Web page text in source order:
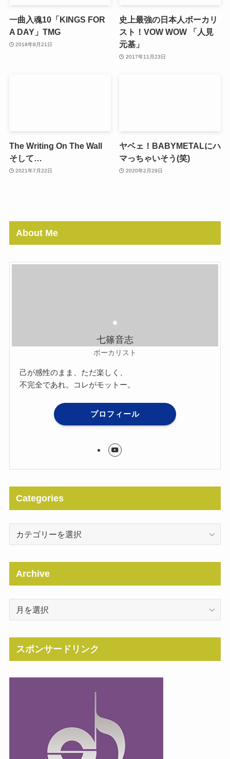
一曲入魂10「KINGS FOR
A DAY」TMG
2018年8月21日
史上最強の日本人ボーカリ
スト！VOW WOW 「人見
元基」
2017年11月23日
The Writing On The Wall
そして…
2021年7月22日
ヤベェ！BABYMETALにハ
マっちゃいそう(笑)
2020年2月29日
About Me
七篠音志
ボーカリスト
己が感性のまま、ただ楽しく、
不完全であれ。コレがモットー。
プロフィール
Categories
Categories
Archive
Archive
スポンサードリンク